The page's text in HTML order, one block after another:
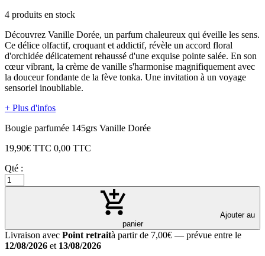
4 produits en stock
Découvrez Vanille Dorée, un parfum chaleureux qui éveille les sens.
Ce délice olfactif, croquant et addictif, révèle un accord floral
d'orchidée délicatement rehaussé d'une exquise pointe salée. En son
cœur vibrant, la crème de vanille s'harmonise magnifiquement avec
la douceur fondante de la fève tonka. Une invitation à un voyage
sensoriel inoubliable.
+ Plus d'infos
Bougie parfumée 145grs Vanille Dorée
19,90€ TTC 0,00 TTC
Qté :
Ajouter au
panier
Livraison avec Point retraità partir de 7,00€ — prévue entre le
12/08/2026 et 13/08/2026